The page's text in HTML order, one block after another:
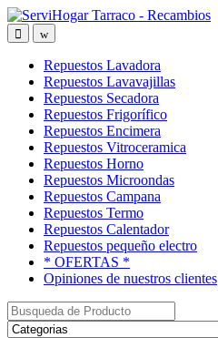
Saltar
a
navegación
saltar
al
contenido
OpenClose
Repuestos Lavadora
Repuestos Lavavajillas
Repuestos Secadora
Repuestos Frigorífico
Repuestos Encimera
Repuestos Vitroceramica
Repuestos Horno
Repuestos Microondas
Repuestos Campana
Repuestos Termo
Repuestos Calentador
Repuestos pequeño electro
* OFERTAS *
Opiniones de nuestros clientes
Buscar: